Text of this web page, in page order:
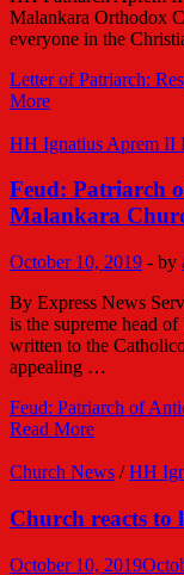
Malankara Orthodox
everyone in the
Letter of Patriarch:
More
HH Ignatius Aprem II
Feud: Patriarch
Malankara
October 10, 2019 - by
By Express News
is the supreme head
written to the
appealing …
Feud: Patriarch of
Read More
Church News /HH
Church reacts to
October 10, 2019